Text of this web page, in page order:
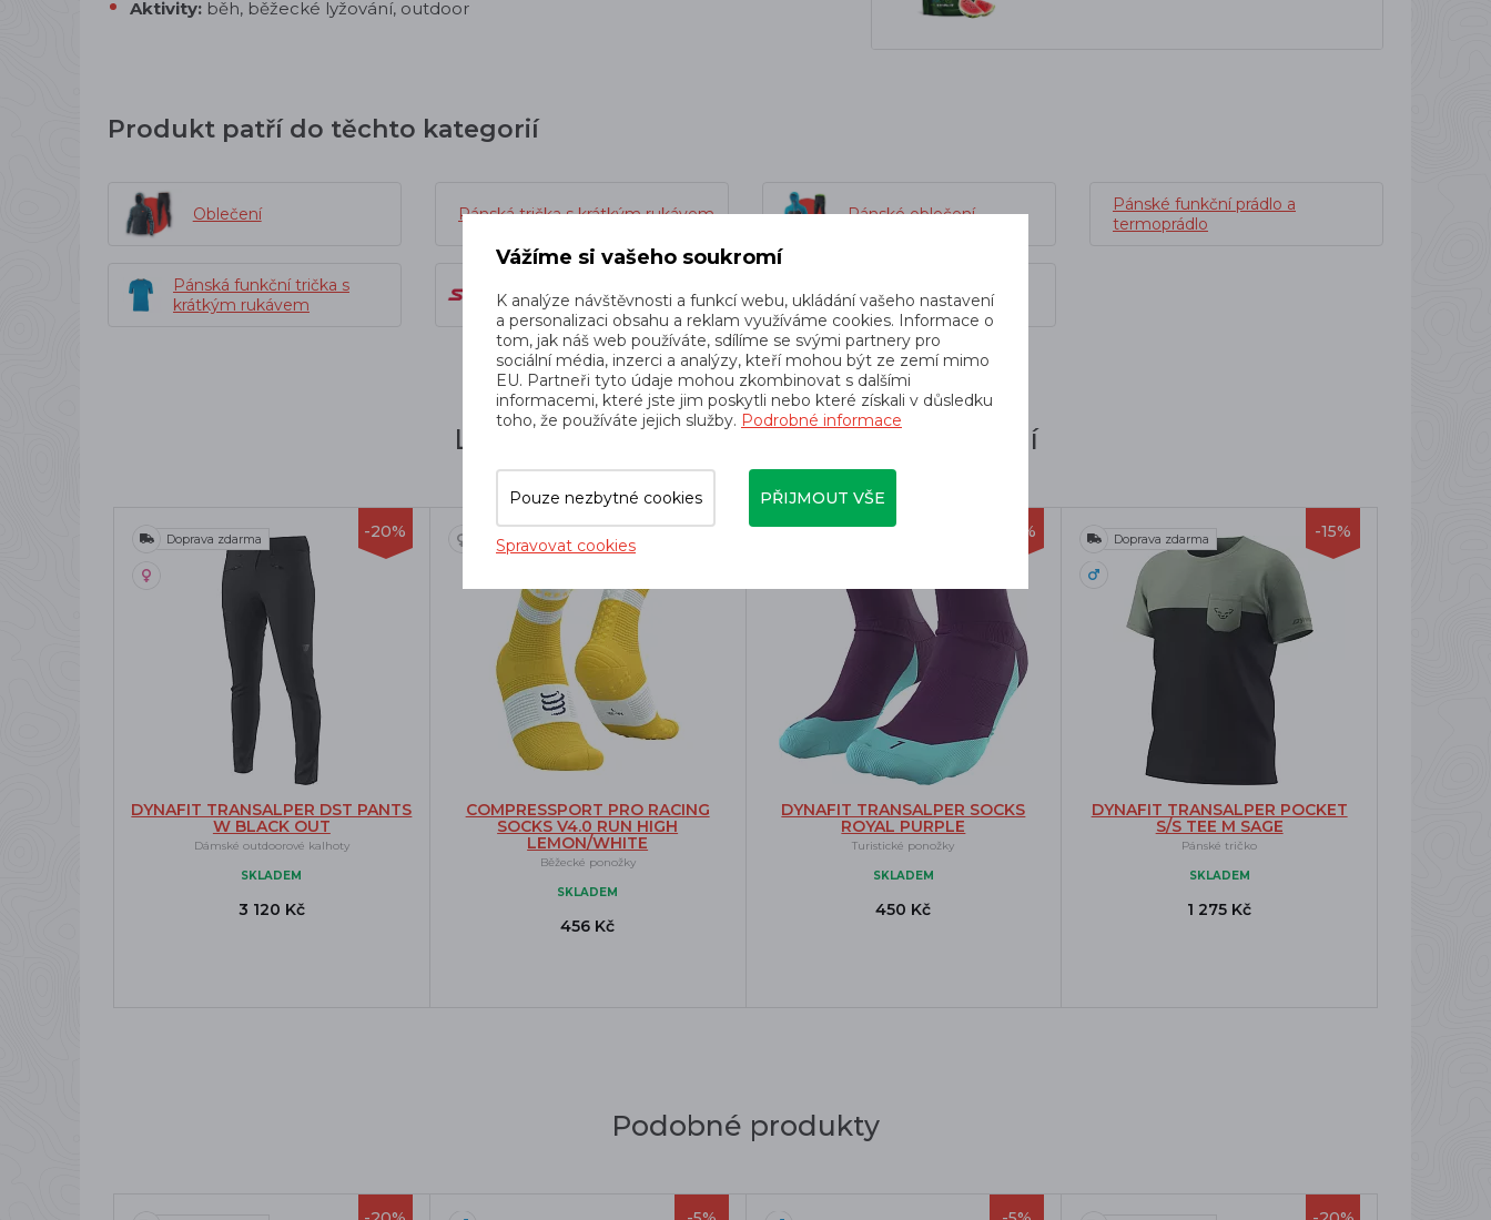
Aktivity: běh, běžecké lyžování, outdoor
Produkt patří do těchto kategorií
Oblečení Pánská trička s krátkým rukávem Pánské oblečení
Pánské funkční prádlo a
termoprádlo
Pánská funkční trička s
krátkým rukávem
Swix Kopec slev
Lidé k tomuto produktu nejčastěji kupují
-20%
Doprava zdarma
DYNAFIT TRANSALPER DST PANTS
W BLACK OUT
Dámské outdoorové kalhoty
SKLADEM
3 120 Kč
-7%
COMPRESSPORT PRO RACING
SOCKS V4.0 RUN HIGH
LEMON/WHITE
Běžecké ponožky
SKLADEM
456 Kč
-10%
DYNAFIT TRANSALPER SOCKS
ROYAL PURPLE
Turistické ponožky
SKLADEM
450 Kč
-15%
Doprava zdarma
DYNAFIT TRANSALPER POCKET
S/S TEE M SAGE
Pánské tričko
SKLADEM
1 275 Kč
Podobné produkty
Vážíme si vašeho soukromí
K analýze návštěvnosti a funkcí webu, ukládání vašeho nastavení
a personalizaci obsahu a reklam využíváme cookies. Informace o
tom, jak náš web používáte, sdílíme se svými partnery pro
sociální média, inzerci a analýzy, kteří mohou být ze zemí mimo
EU. Partneři tyto údaje mohou zkombinovat s dalšími
informacemi, které jste jim poskytli nebo které získali v důsledku
toho, že používáte jejich služby. Podrobné informace
Pouze nezbytné cookies PŘIJMOUT VŠE
Spravovat cookies